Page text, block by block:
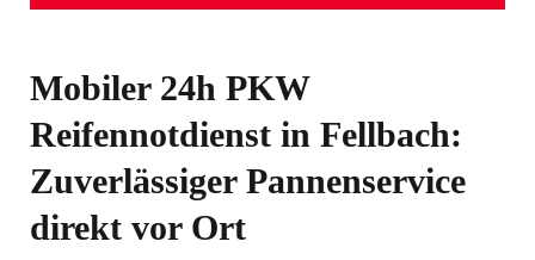
Mobiler 24h PKW
Reifennotdienst in Fellbach:
Zuverlässiger Pannenservice
direkt vor Ort